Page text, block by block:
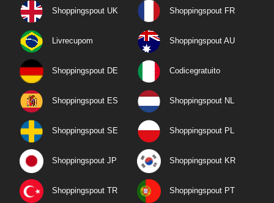
Shoppingspout UK Shoppingspout FR
Livrecupom Shoppingspout AU
Shoppingspout DE Codicegratuito
Shoppingspout ES Shoppingspout NL
Shoppingspout SE Shoppingspout PL
Shoppingspout JP Shoppingspout KR
Shoppingspout TR Shoppingspout PT